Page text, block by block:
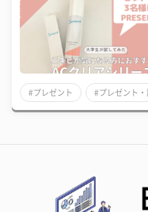
#プレゼント #プレゼント・